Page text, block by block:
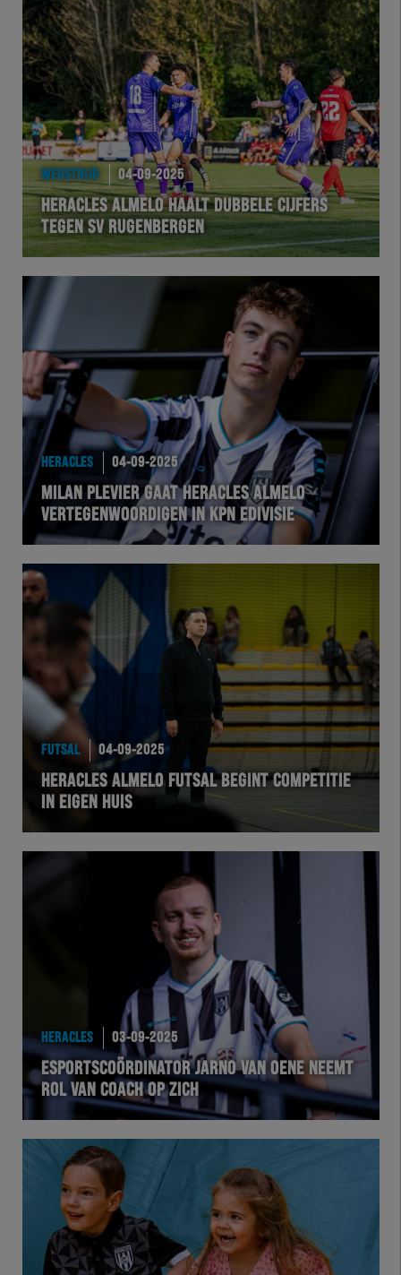
WEDSTRIJD 04-09-2025
HERACLES ALMELO HAALT DUBBELE CIJFERS
TEGEN SV RUGENBERGEN
HERACLES 04-09-2025
MILAN PLEVIER GAAT HERACLES ALMELO
VERTEGENWOORDIGEN IN KPN EDIVISIE
FUTSAL 04-09-2025
HERACLES ALMELO FUTSAL BEGINT COMPETITIE
IN EIGEN HUIS
HERACLES 03-09-2025
ESPORTSCOÖRDINATOR JARNO VAN OENE NEEMT
ROL VAN COACH OP ZICH